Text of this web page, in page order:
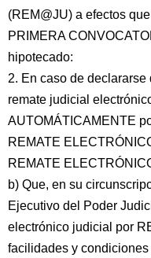
(REM@JU) a efectos
PRIMERA
hipotecado:
2. En caso de
remate judicial
AUTOMÁTICAMENTE
REMATE
REMATE
b) Que, en su
Ejecutivo del Poder
electrónico judicial por
facilidades y